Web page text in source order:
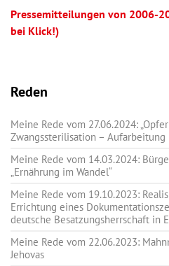
Pressemitteilungen von 2006-
bei Klick!)
Reden
Meine Rede vom 27.06.2024:
Zwangssterilisation –
Meine Rede vom 14.03.2024:
„Ernährung im Wandel“
Meine Rede vom 19.10.2023:
Errichtung eines
deutsche Besatzungsherrschaft in
Meine Rede vom 22.06.2023:
Jehovas